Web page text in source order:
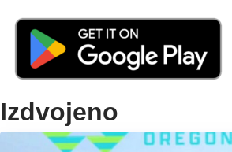
Izdvojeno